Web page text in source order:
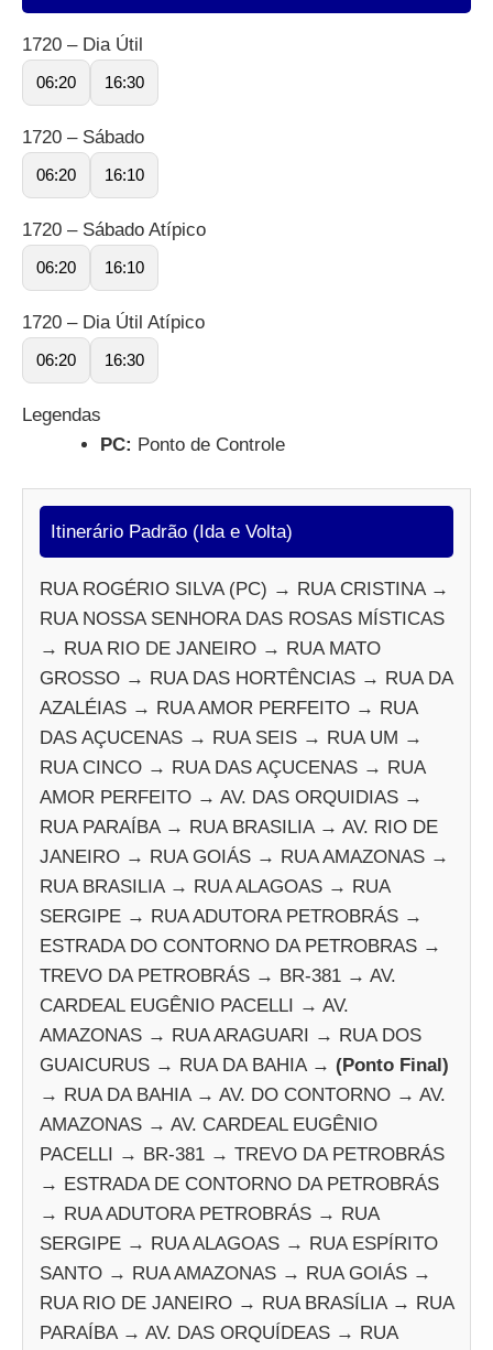
1720 – Dia Útil
06:20 16:30
1720 – Sábado
06:20 16:10
1720 – Sábado Atípico
06:20 16:10
1720 – Dia Útil Atípico
06:20 16:30
Legendas
PC: Ponto de Controle
Itinerário Padrão (Ida e Volta)
RUA ROGÉRIO SILVA (PC) → RUA CRISTINA →
RUA NOSSA SENHORA DAS ROSAS MÍSTICAS
→ RUA RIO DE JANEIRO → RUA MATO
GROSSO → RUA DAS HORTÊNCIAS → RUA DA
AZALÉIAS → RUA AMOR PERFEITO → RUA
DAS AÇUCENAS → RUA SEIS → RUA UM →
RUA CINCO → RUA DAS AÇUCENAS → RUA
AMOR PERFEITO → AV. DAS ORQUIDIAS →
RUA PARAÍBA → RUA BRASILIA → AV. RIO DE
JANEIRO → RUA GOIÁS → RUA AMAZONAS →
RUA BRASILIA → RUA ALAGOAS → RUA
SERGIPE → RUA ADUTORA PETROBRÁS →
ESTRADA DO CONTORNO DA PETROBRAS →
TREVO DA PETROBRÁS → BR-381 → AV.
CARDEAL EUGÊNIO PACELLI → AV.
AMAZONAS → RUA ARAGUARI → RUA DOS
GUAICURUS → RUA DA BAHIA → (Ponto Final)
→ RUA DA BAHIA → AV. DO CONTORNO → AV.
AMAZONAS → AV. CARDEAL EUGÊNIO
PACELLI → BR-381 → TREVO DA PETROBRÁS
→ ESTRADA DE CONTORNO DA PETROBRÁS
→ RUA ADUTORA PETROBRÁS → RUA
SERGIPE → RUA ALAGOAS → RUA ESPÍRITO
SANTO → RUA AMAZONAS → RUA GOIÁS →
RUA RIO DE JANEIRO → RUA BRASÍLIA → RUA
PARAÍBA → AV. DAS ORQUÍDEAS → RUA